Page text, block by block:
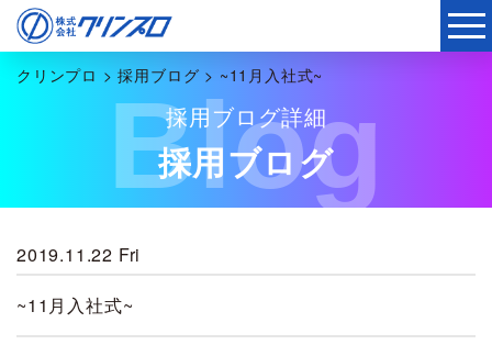
Blog
クリンプロ >採用ブログ> ~11月入社式~
採用ブログ詳細
採用ブログ
2019.11.22 Fri
~11月入社式~